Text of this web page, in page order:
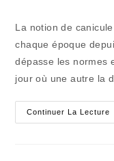
La notion de
chaque époque
dépasse les normes
jour où une autre la
Continuer La Lecture